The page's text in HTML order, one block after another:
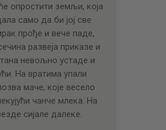
опростити земљи, која
само да би јој све
прође и вече паде,
развеја приказе и
невољно устаде и
На вратима упали
маче, које весело
чанче млека. На
сијале далеке.